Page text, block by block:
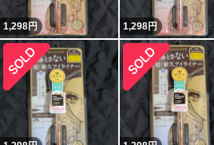
1,298円 1,298円